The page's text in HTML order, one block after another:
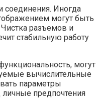
соединения. Иногда
могут быть
разъемов и
стабильную работу
могут
вычислительные
параметры
предпочтения